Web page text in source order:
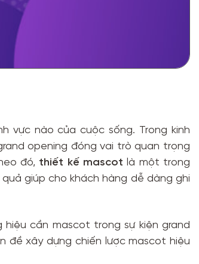
vực nào của cuộc sống. Trong kinh
opening đóng vai trò quan trọng
đó, thiết kế mascot là một trong
giúp cho khách hàng dễ dàng ghi
hiệu cần mascot trong sự kiện grand
đề xây dựng chiến lược mascot hiệu